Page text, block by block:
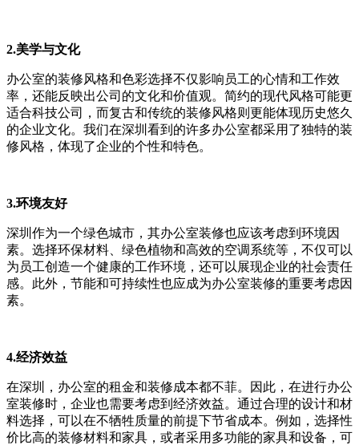
2.美学与文化
办公室的装修风格和色彩选择不仅影响员工的心情和工作效
率，还能反映出公司的文化和价值观。简约的现代风格可能更
适合科技公司，而复古和传统的装修风格则更能体现历史悠久
的企业文化。我们在深圳看到的许多办公室都采用了独特的装
修风格，体现了企业的个性和特色。
3.环境友好
深圳作为一个绿色城市，其办公室装修也应该考虑到环境因
素。选择环保材料、绿色植物和高效的空调系统等，不仅可以
为员工创造一个健康的工作环境，还可以展现企业的社会责任
感。此外，节能和可持续性也应成为办公室装修的重要考虑因
素。
4.经济效益
在深圳，办公室的租金和装修成本都不菲。因此，在进行办公
室装修时，企业也需要考虑到经济效益。通过合理的设计和材
料选择，可以在不牺牲质量的前提下节省成本。例如，选择性
价比高的装修材料和家具，或者采用多功能的家具和设备，可